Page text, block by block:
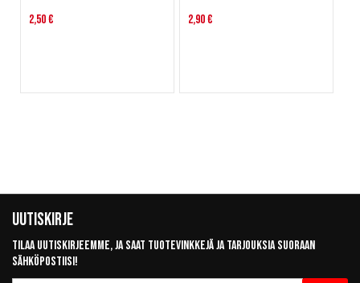
2,50 € 2,90 €
Uutiskirje
Tilaa uutiskirjeemme, ja saat tuotevinkkejä ja tarjouksia suoraan
sähköpostiisi!